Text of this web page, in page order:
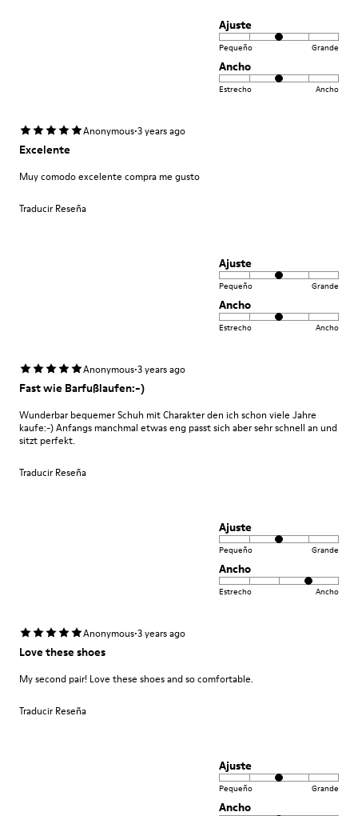
Ajuste
Pequeño Grande
Ancho
Estrecho Ancho
Anonymous·3 years ago
Excelente
Muy comodo excelente compra me gusto
Traducir Reseña
Ajuste
Pequeño Grande
Ancho
Estrecho Ancho
Anonymous·3 years ago
Fast wie Barfußlaufen:-)
Wunderbar bequemer Schuh mit Charakter den ich schon viele Jahre
kaufe:-) Anfangs manchmal etwas eng passt sich aber sehr schnell an und
sitzt perfekt.
Traducir Reseña
Ajuste
Pequeño Grande
Ancho
Estrecho Ancho
Anonymous·3 years ago
Love these shoes
My second pair! Love these shoes and so comfortable.
Traducir Reseña
Ajuste
Pequeño Grande
Ancho